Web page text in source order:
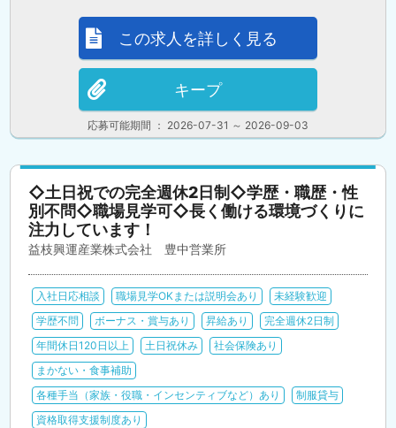
応募可能期間 ： 2026-07-31 ～ 2026-09-03
この求人を詳しく見る
キープ
◇土日祝での完全週休2日制◇学歴・職歴・性
別不問◇職場見学可◇長く働ける環境づくりに
注力しています！
益枝興運産業株式会社 豊中営業所
入社日応相談 職場見学OKまたは説明会あり
未経験歓迎
学歴不問
ボーナス・賞与あり 昇給あり
完全週休2日制
年間休日120日以上
土日祝休み
社会保険あり
まかない・食事補助
各種手当（家族・役職・インセンティブなど）あり
制服貸与
資格取得支援制度あり